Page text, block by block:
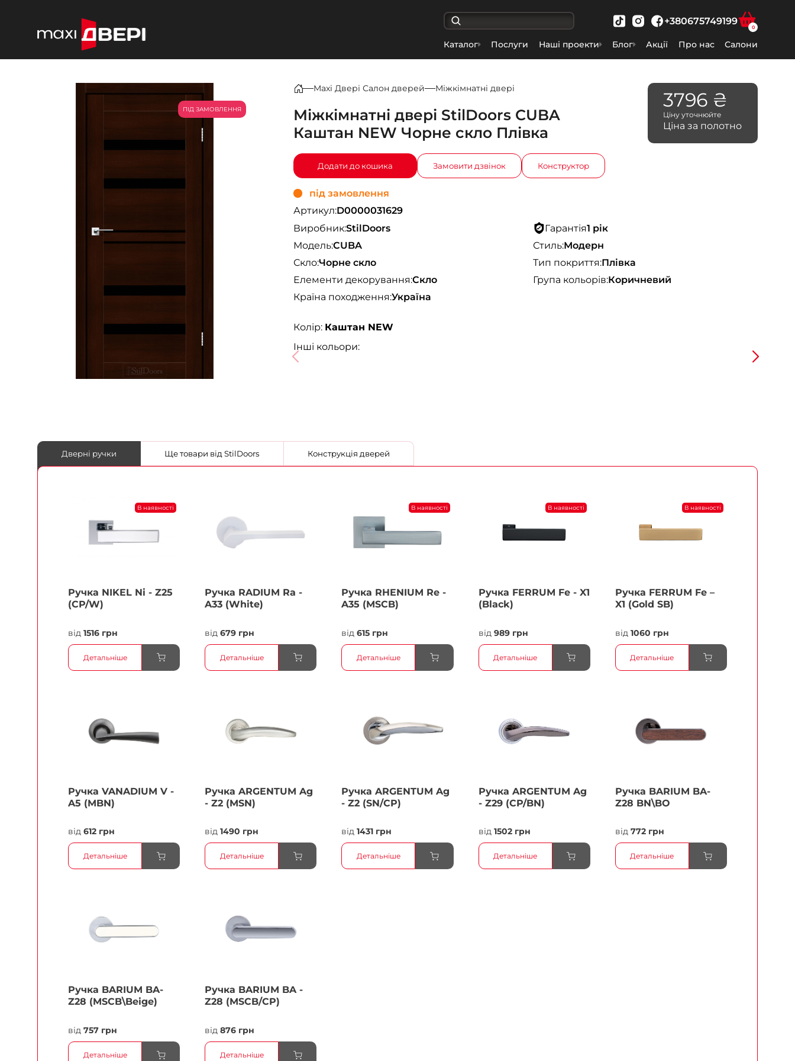
+380675749199
0
Каталог Послуги Наші проекти Блог Акції Про нас Салони
ПІД ЗАМОВЛЕННЯ
Maxi Двері Салон дверей Міжкімнатні двері
Міжкімнатні двері StilDoors CUBA
Каштан NEW Чорне скло Плівка
Додати до кошика Замовити дзвінок Конструктор
під замовлення
Артикул:D0000031629
Виробник:StilDoors Гарантія1 рік
Модель:CUBA Стиль:Модерн
Скло:Чорне скло Тип покриття:Плівка
Елементи декорування:Скло Група кольорів:Коричневий
Країна походження:Україна
Колір: Каштан NEW
Інші кольори:
3796 ₴
Ціну уточнюйте
Ціна за полотно
Дверні ручки Ще товари від StilDoors Конструкція дверей
В наявності
Ручка NIKEL Ni - Z25
(CP/W)
від 1516 грн
Детальніше
Ручка RADIUM Ra -
A33 (White)
від679 грн
Детальніше
В наявності
Ручка RHENIUM Re -
A35 (MSCB)
від615 грн
Детальніше
В наявності
Ручка FERRUМ Fe - X1
(Black)
від 989 грн
Детальніше
В наявності
Ручка FERRUМ Fe –
X1 (Gold SB)
від 1060 грн
Детальніше
Ручка VANADIUM V -
A5 (MBN)
від 612 грн
Детальніше
Ручка ARGENTUM Ag
- Z2 (MSN)
від1490 грн
Детальніше
Ручка ARGENTUM Ag
- Z2 (SN/CP)
від1431 грн
Детальніше
Ручка ARGENTUM Ag
- Z29 (CP/BN)
від 1502 грн
Детальніше
Ручка BARIUM BA-
Z28 BN\BO
від 772 грн
Детальніше
Ручка BARIUM BA-
Z28 (MSCB\Beige)
від 757 грн
Детальніше
Ручка BARIUM BA -
Z28 (MSCB/CP)
від876 грн
Детальніше